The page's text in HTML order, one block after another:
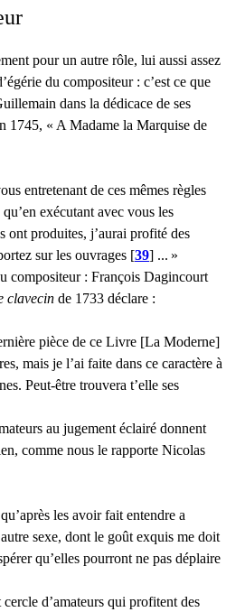
pour un autre rôle, lui aussi assez
du compositeur : c’est ce que
dans la dédicace de ses
1745, « A Madame la Marquise de
entretenant de ces mêmes règles
exécutant avec vous les
ont produites, j’aurai profité des
sur les ouvrages [39] ... »
compositeur : François Dagincourt
clavecin de 1733 déclare :
pièce de ce Livre [La Moderne]
mais je l’ai faite dans ce caractère à
Peut-être trouvera t’elle ses
au jugement éclairé donnent
comme nous le rapporte Nicolas
les avoir fait entendre a
sexe, dont le goût exquis me doit
qu’elles pourront ne pas déplaire
d’amateurs qui profitent des